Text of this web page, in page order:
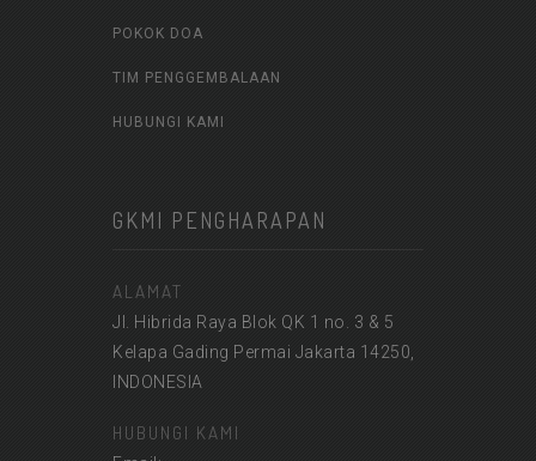
POKOK DOA
TIM PENGGEMBALAAN
HUBUNGI KAMI
GKMI PENGHARAPAN
ALAMAT
Jl. Hibrida Raya Blok QK 1 no. 3 & 5
Kelapa Gading Permai Jakarta 14250,
INDONESIA
HUBUNGI KAMI